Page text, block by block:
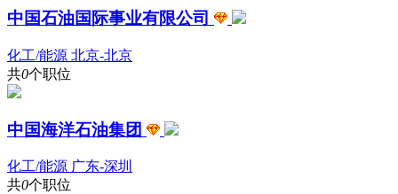
中国石油国际事业有限公司
化工/能源 北京-北京
共0个职位
中国海洋石油集团
化工/能源 广东-深圳
共0个职位